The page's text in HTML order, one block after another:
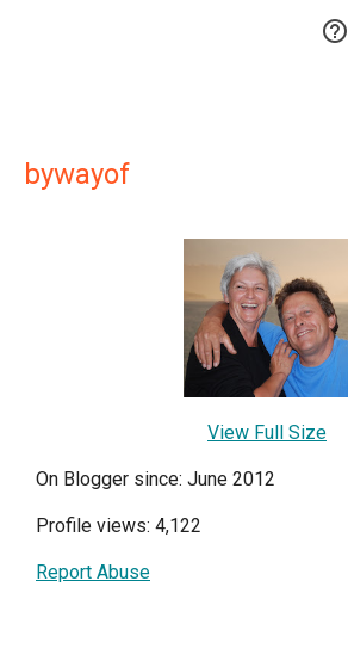

bywayof
View Full Size
On Blogger since: June 2012
Profile views: 4,122
Report Abuse